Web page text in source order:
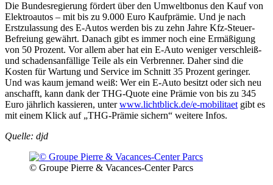
Die Bundesregierung fördert über den Umweltbonus den Kauf von
Elektroautos – mit bis zu 9.000 Euro Kaufprämie. Und je nach
Erstzulassung des E-Autos werden bis zu zehn Jahre Kfz-Steuer-
Befreiung gewährt. Danach gibt es immer noch eine Ermäßigung
von 50 Prozent. Vor allem aber hat ein E-Auto weniger verschleiß-
und schadensanfällige Teile als ein Verbrenner. Daher sind die
Kosten für Wartung und Service im Schnitt 35 Prozent geringer.
Und was kaum jemand weiß: Wer ein E-Auto besitzt oder sich neu
anschafft, kann dank der THG-Quote eine Prämie von bis zu 345
Euro jährlich kassieren, unterwww.lichtblick.de/e-mobilitaet gibt es
mit einem Klick auf „THG-Prämie sichern“ weitere Infos.
Quelle: djd
© Groupe Pierre & Vacances-Center Parcs